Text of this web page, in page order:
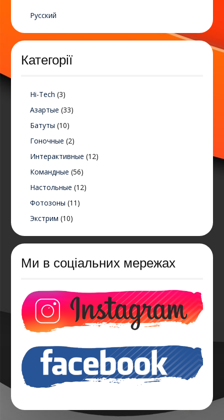
Русский
Категорії
Hi-Tech (3)
Азартые (33)
Батуты (10)
Гоночные (2)
Интерактивные (12)
Командные (56)
Настольные (12)
Фотозоны (11)
Экстрим (10)
Ми в соціальних мережах